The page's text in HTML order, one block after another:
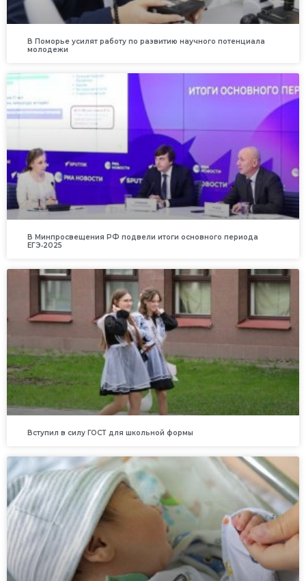
В Поморье усилят работу по развитию научного потенциала
молодежи
В Минпросвещения РФ подвели итоги основного периода
ЕГЭ‑2025
Вступил в силу ГОСТ для школьной формы